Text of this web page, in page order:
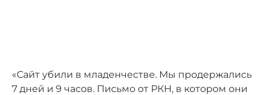
«Сайт убили в младенчестве. Мы продержались
7 дней и 9 часов. Письмо от РКН, в котором они